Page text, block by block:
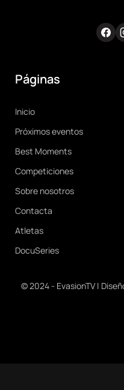
Páginas
Main
navigation
Inicio
Próximos eventos
Best Moments
Competiciones
Sobre nosotros
Contacta
Atletas
DocuSeries
© 2024 - EvasionTV |